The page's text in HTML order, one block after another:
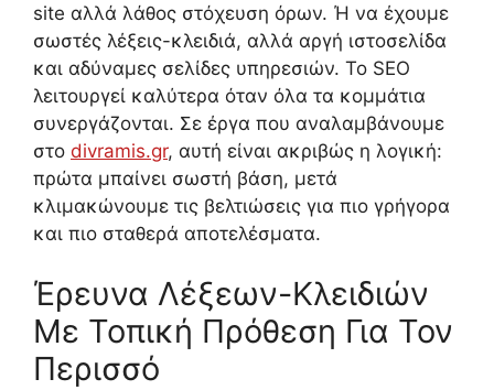
site αλλά λάθος στόχευση όρων. Ή να έχουμε
σωστές λέξεις-κλειδιά, αλλά αργή ιστοσελίδα
και αδύναμες σελίδες υπηρεσιών. Το SEO
λειτουργεί καλύτερα όταν όλα τα κομμάτια
συνεργάζονται. Σε έργα που αναλαμβάνουμε
στο divramis.gr, αυτή είναι ακριβώς η λογική:
πρώτα μπαίνει σωστή βάση, μετά
κλιμακώνουμε τις βελτιώσεις για πιο γρήγορα
και πιο σταθερά αποτελέσματα.
Έρευνα Λέξεων-Κλειδιών
Με Τοπική Πρόθεση Για Τον
Περισσό